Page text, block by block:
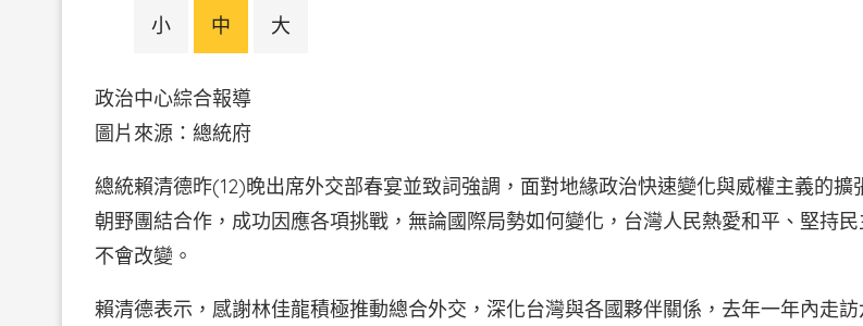
小 中 大
政治中心綜合報導
圖片來源：總統府
總統賴清德昨(12)晚出席外交部春宴並致詞強調，面對地緣政治快速變化與威權主義的擴
朝野團結合作，成功因應各項挑戰，無論國際局勢如何變化，台灣人民熱愛和平、堅持
不會改變。
賴清德表示，感謝林佳龍積極推動總合外交，深化台灣與各國夥伴關係，去年一年內走訪